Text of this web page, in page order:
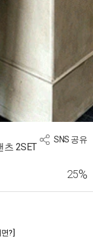
SNS 공유
2SET
25%
? ]